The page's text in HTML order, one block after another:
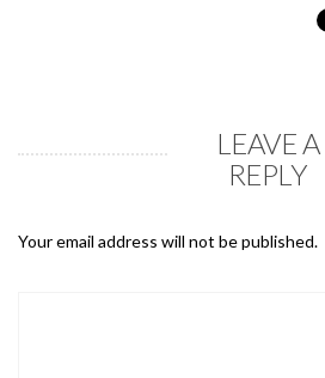
LEAVE A
REPLY
Your email address will not be published.